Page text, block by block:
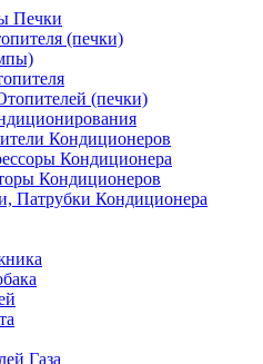
Печки
(печки)
(печки)
Кондиционеров
Кондиционера
Кондиционеров
Патрубки Кондиционера
Газа